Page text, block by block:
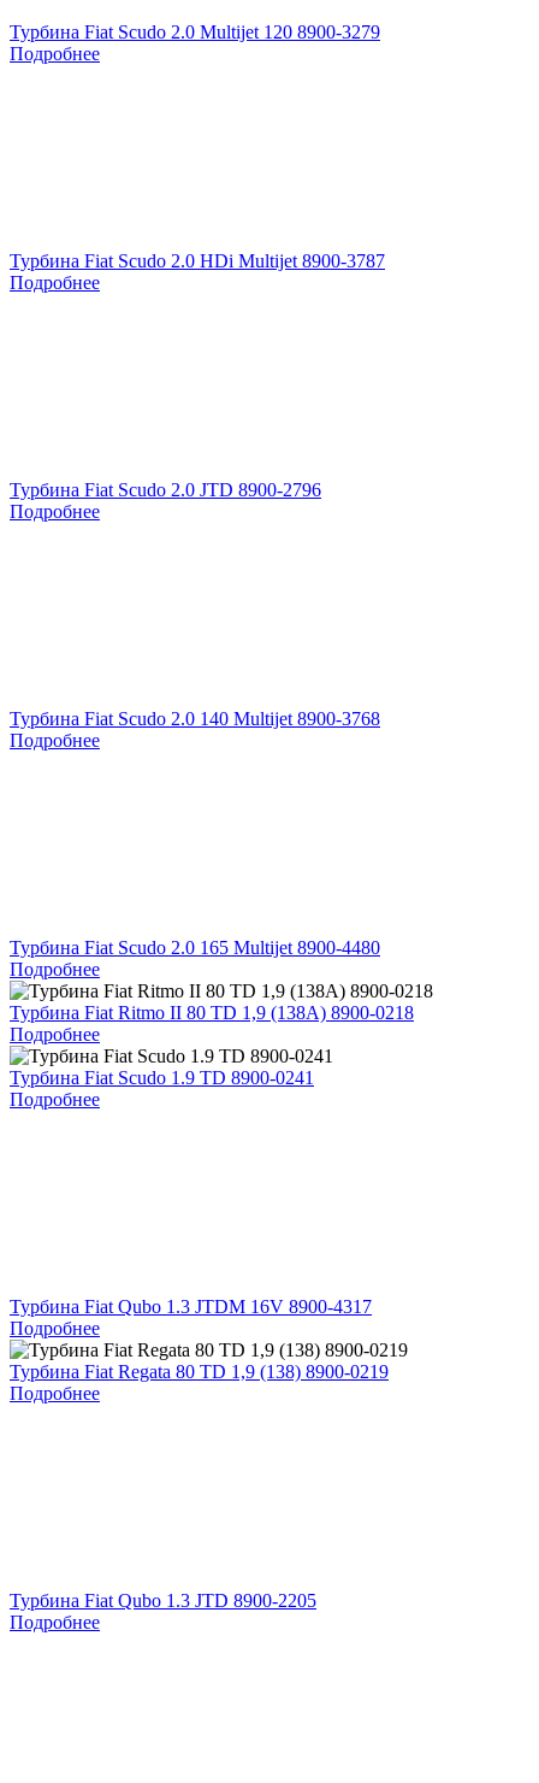
Турбина Fiat Scudo 2.0 Multijet 120 8900-3279
Подробнее
Турбина Fiat Scudo 2.0 HDi Multijet 8900-3787
Подробнее
Турбина Fiat Scudo 2.0 JTD 8900-2796
Подробнее
Турбина Fiat Scudo 2.0 140 Multijet 8900-3768
Подробнее
Турбина Fiat Scudo 2.0 165 Multijet 8900-4480
Подробнее
Турбина Fiat Ritmo II 80 TD 1,9 (138A) 8900-0218
Подробнее
Турбина Fiat Scudo 1.9 TD 8900-0241
Подробнее
Турбина Fiat Qubo 1.3 JTDM 16V 8900-4317
Подробнее
Турбина Fiat Regata 80 TD 1,9 (138) 8900-0219
Подробнее
Турбина Fiat Qubo 1.3 JTD 8900-2205
Подробнее